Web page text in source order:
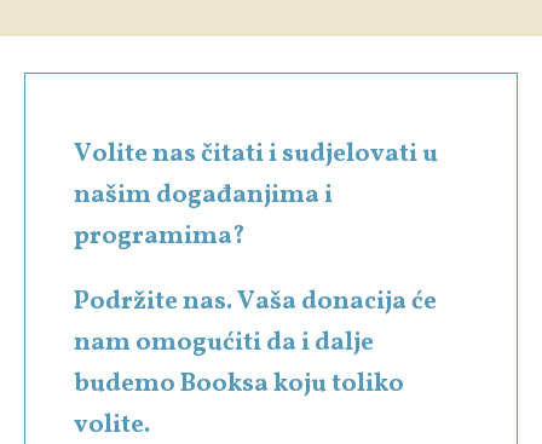
Volite nas čitati i sudjelovati u
našim događanjima i
programima?
Podržite nas. Vaša donacija će
nam omogućiti da i dalje
budemo Booksa koju toliko
volite.